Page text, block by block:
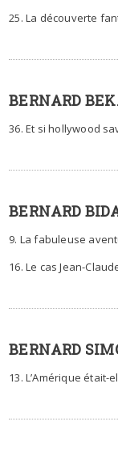
25. La découverte
BERNARD
36. Et si hollywood
BERNARD
9. La fabuleuse
16. Le cas Jean-
BERNARD
13. L’Amérique était-